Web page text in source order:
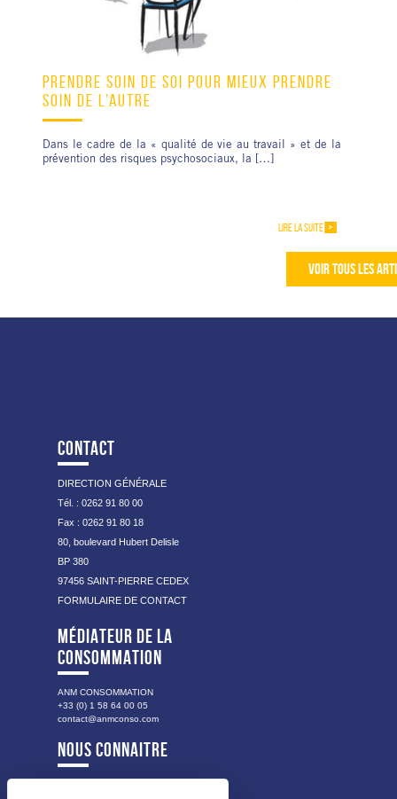
PRENDRE SOIN DE SOI POUR MIEUX PRENDRE
SOIN DE L’AUTRE
Dans le cadre de la « qualité de vie au travail » et de la
prévention des risques psychosociaux, la […]
LIRE LA SUITE
VOIR TOUS LES
CONTACT
DIRECTION GÉNÉRALE
Tél. : 0262 91 80 00
Fax : 0262 91 80 18
80, boulevard Hubert Delisle
BP 380
97456 SAINT-PIERRE CEDEX
FORMULAIRE DE CONTACT
MÉDIATEUR DE LA
CONSOMMATION
ANM CONSOMMATION
+33 (0) 1 58 64 00 05
contact@anmconso.com
NOUS CONNAITRE